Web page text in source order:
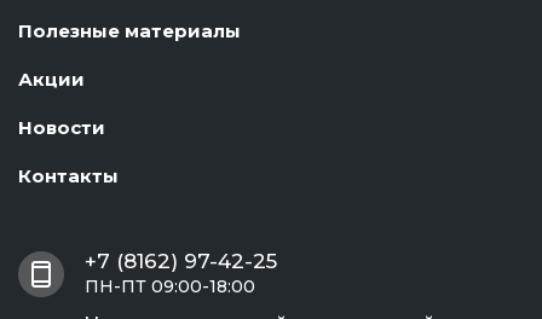
Полезные материалы
Акции
Новости
Контакты
+7 (8162) 97-42-25
ПН-ПТ 09:00-18:00